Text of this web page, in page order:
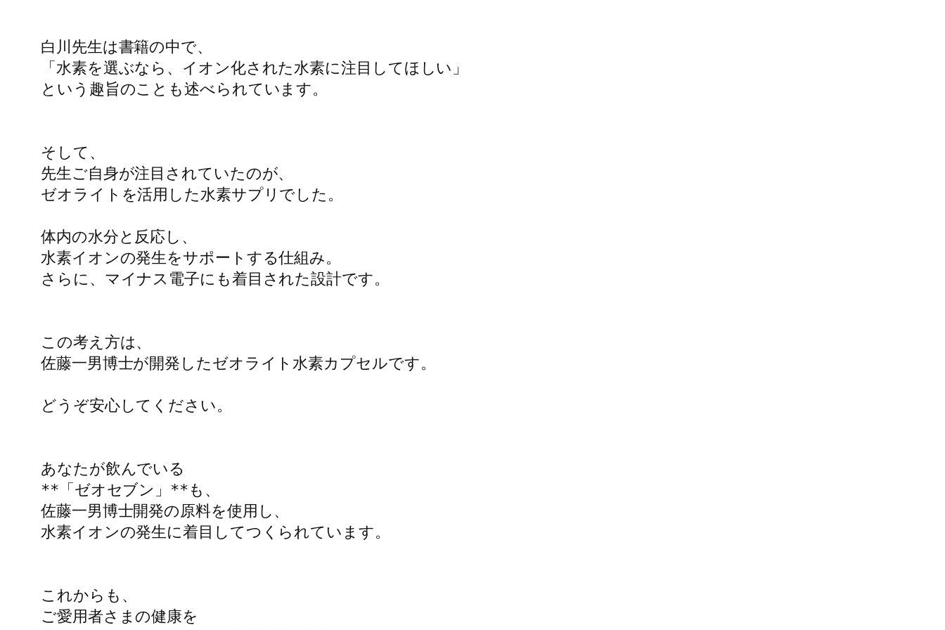
白川先生は書籍の中で、
「水素を選ぶなら、イオン化された水素に注目してほしい」
という趣旨のことも述べられています。
そして、
先生ご自身が注目されていたのが、
ゼオライトを活用した水素サプリでした。
体内の水分と反応し、
水素イオンの発生をサポートする仕組み。
さらに、マイナス電子にも着目された設計です。
この考え方は、
佐藤一男博士が開発したゼオライト水素カプセルです。
どうぞ安心してください。
あなたが飲んでいる
**「ゼオセブン」**も、
佐藤一男博士開発の原料を使用し、
水素イオンの発生に着目してつくられています。
これからも、
ご愛用者さまの健康を